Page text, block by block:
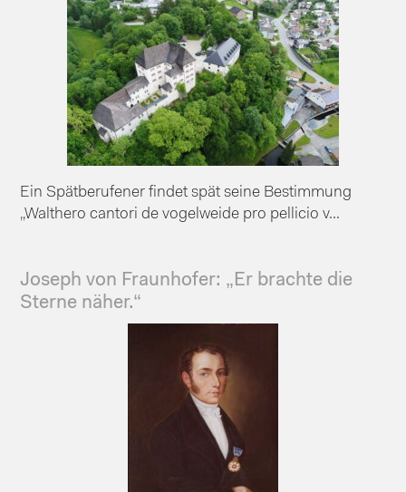
Ein Spätberufener findet spät seine Bestimmung
„Walthero cantori de vogelweide pro pellicio v...
Joseph von Fraunhofer: „Er brachte die
Sterne näher.“